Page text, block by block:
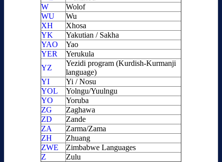
W
Wolof
WU
Wu
XH
Xhosa
YK
Yakutian / Sakha
YAO
Yao
YER
Yerukula
YZ
Yezidi program (Kurdish-Kurmanji
language)
YI
Yi / Nosu
YOL
Yolngu/Yuulngu
YO
Yoruba
ZG
Zaghawa
ZD
Zande
ZA
Zarma/Zama
ZH
Zhuang
ZWE
Zimbabwe Languages
Z
Zulu